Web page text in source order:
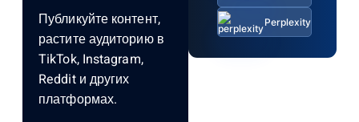
Публикуйте контент,
растите аудиторию в
TikTok, Instagram,
Reddit и других
платформах.
Perplexity